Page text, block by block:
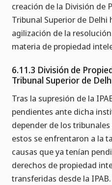
creación de la División de
Tribunal Superior de Delhi
agilización de la
materia de propiedad
6.11.3 División de
Tribunal Superior de
Tras la supresión de la
pendientes ante dicha
depender de los
estos se enfrentaron a la
causas que ya tenían
derechos de propiedad
transferidas desde la